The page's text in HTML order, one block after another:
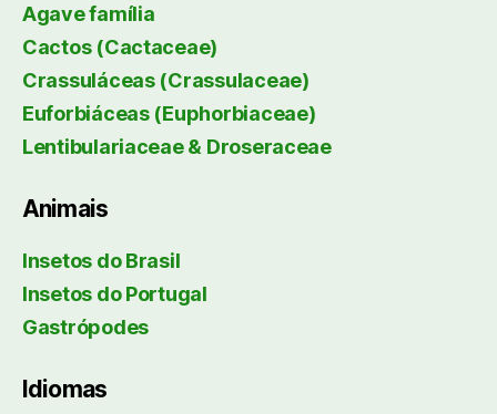
Agave família
Cactos (Cactaceae)
Crassuláceas (Crassulaceae)
Euforbiáceas (Euphorbiaceae)
Lentibulariaceae & Droseraceae
Animais
Insetos do Brasil
Insetos do Portugal
Gastrópodes
Idiomas